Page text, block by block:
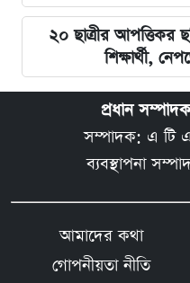
২০ ছাত্রীর আপত্তিকর
শিক্ষার্থী,
প্রধান
সম্পাদক: এ টি
ব্যবস্থাপনা
আমাদের কথা
গোপনীয়তা নীতি